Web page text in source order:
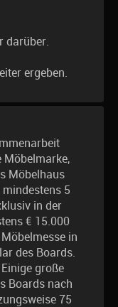
darüber.
ergeben.
Möbelmarke,
Möbelhaus
5
in der
€ 15.000
in
des Boards.
große
Boards nach
75